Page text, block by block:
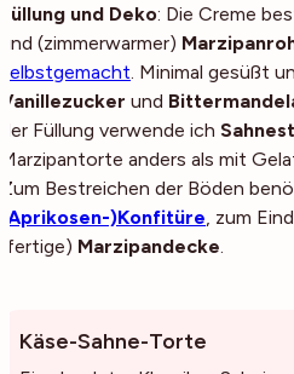
Füllung und Deko: Die Creme
und (zimmerwarmer)
selbstgemacht. Minimal gesüßt
Vanillezucker und
der Füllung verwende ich
Marzipantorte anders als mit
Zum Bestreichen der Böden
(Aprikosen-)Konfitüre, zum
(fertige) Marzipandecke.
Käse-Sahne-Torte